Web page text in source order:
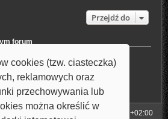
cookies (tzw. ciasteczka)
reklamowych oraz
przechowywania lub
można określić w
Przejdź do
forum
w tematach
postów
postów
UTC+02:00